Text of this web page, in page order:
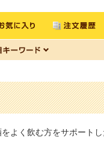
よく飲む方をサポート